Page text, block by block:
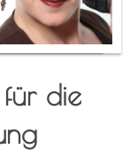
für die